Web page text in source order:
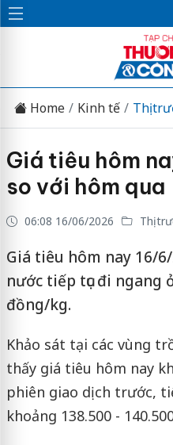
Home Kinh tế Thị
Giá tiêu hôm
so với hôm qua
06:08 16/06/2026 Thị
Giá tiêu hôm nay 16/
nước tiếp tục đi ngang
đồng/kg.
Khảo sát tại các vùng
thấy giá tiêu hôm nay
phiên giao dịch trước,
khoảng 138.500 -